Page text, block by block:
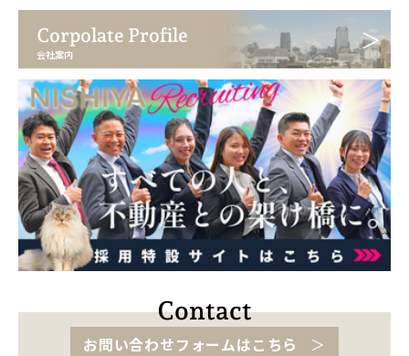
Corpolate Profile
会社案内
お問い合わせフォームはこちら